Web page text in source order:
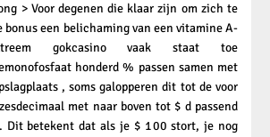
> Voor degenen die klaar zijn om zich te
bonus een belichaming van een vitamine A-
gokcasino vaak staat toe
honderd % passen samen met
, soms galopperen dit tot de voor
met naar boven tot $ d passend
Dit betekent dat als je $ 100 stort, je nog